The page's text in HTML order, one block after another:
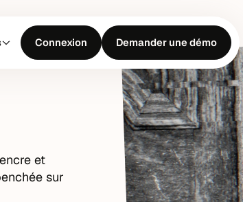
Connexion Demander une démo
et
sur